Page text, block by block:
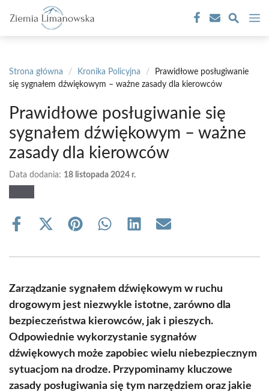
treści
Strona główna / Kronika Policyjna /
Prawidłowe posługiwanie
się sygnałem dźwiękowym – ważne zasady dla kierowców
Prawidłowe posługiwanie się
sygnałem dźwiękowym – ważne
zasady dla kierowców
Data dodania: 18 listopada 2024 r.
Share
Share
(Twitter)
Share Share Share Share
Zarządzanie sygnałem dźwiękowym w ruchu
drogowym jest niezwykle istotne, zarówno dla
bezpieczeństwa kierowców, jak i pieszych.
Odpowiednie wykorzystanie sygnałów
dźwiękowych może zapobiec wielu niebezpiecznym
sytuacjom na drodze. Przypominamy kluczowe
zasady posługiwania się tym narzędziem oraz jakie